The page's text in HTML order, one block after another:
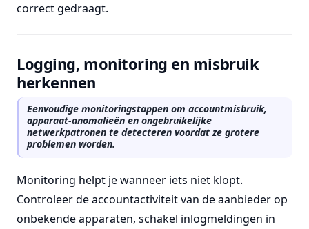
correct gedraagt.
Logging, monitoring en misbruik
herkennen
Eenvoudige monitoringstappen om accountmisbruik,
apparaat-anomalieën en ongebruikelijke
netwerkpatronen te detecteren voordat ze grotere
problemen worden.
Monitoring helpt je wanneer iets niet klopt.
Controleer de accountactiviteit van de aanbieder op
onbekende apparaten, schakel inlogmeldingen in